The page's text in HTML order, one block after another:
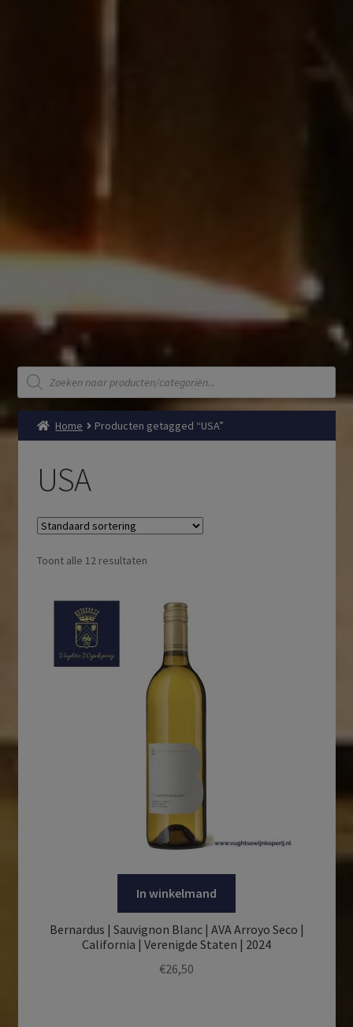
Producten
zoeken
Home Producten getagged “USA”
USA
Toont alle 12 resultaten
In winkelmand
Bernardus | Sauvignon Blanc | AVA Arroyo Seco |
California | Verenigde Staten | 2024
€26,50